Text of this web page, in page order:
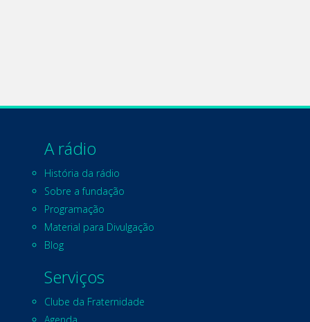
A rádio
História da rádio
Sobre a fundação
Programação
Material para Divulgação
Blog
Serviços
Clube da Fraternidade